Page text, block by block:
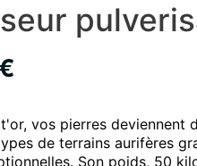
vos pierres deviennent
de terrains aurifères
Son poids, 50